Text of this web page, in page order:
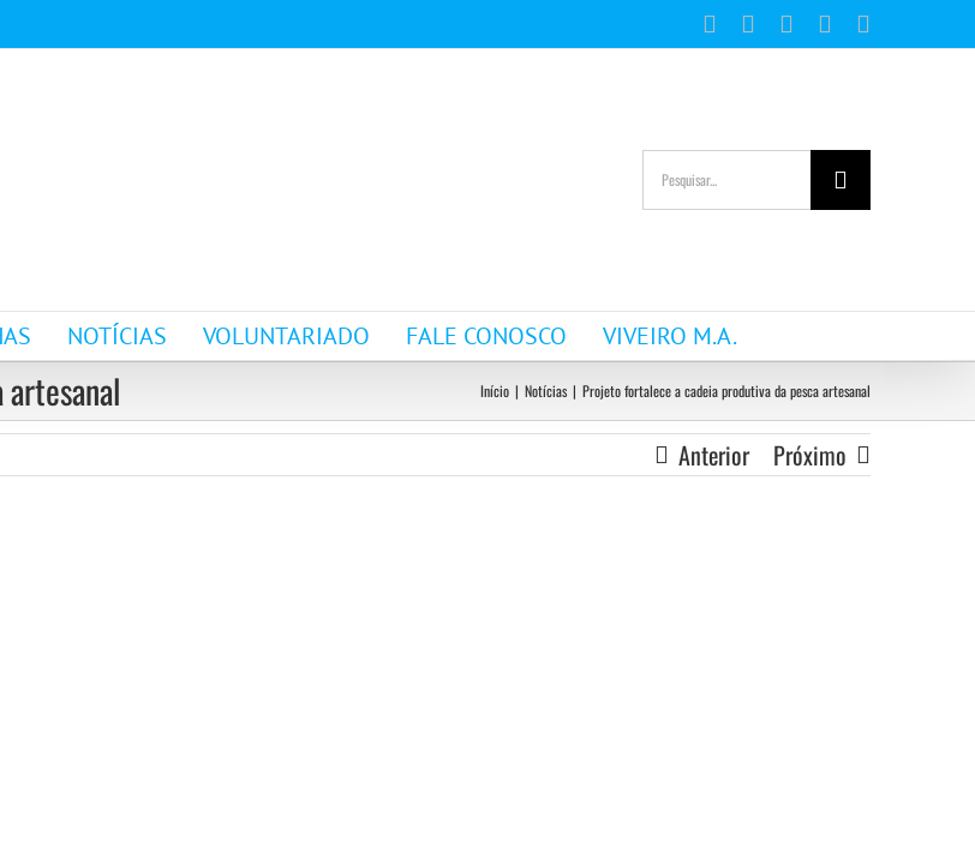
FacebookInstagramYouTubeWhatsApp
mail
Buscar
resultados
para:
NOTÍCIAS VOLUNTARIADO FALE CONOSCO VIVEIRO M.A.
Início | Notícias | Projeto fortalece a cadeia produtiva da pesca artesanal
Anterior Próximo